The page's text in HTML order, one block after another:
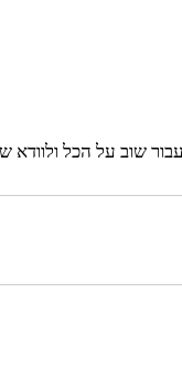
שוב על הכל ולוודא